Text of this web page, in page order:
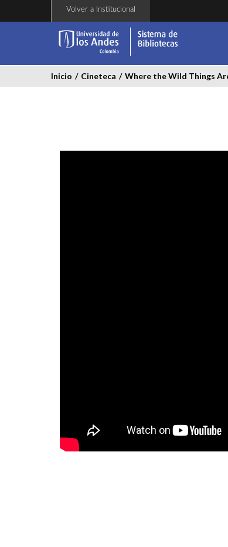
Volver a Institucional
Inicio / Cineteca / Where the Wild Things